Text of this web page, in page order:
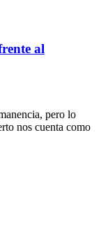
al
pero lo
nos cuenta como